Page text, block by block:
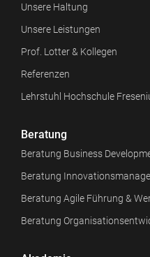
Unsere Haltung
Unsere Leistungen
Prof. Lotter & Kollegen
Referenzen
Lehrstuhl Hochschule
Beratung
Beratung Business
Beratung
Beratung Agile Führung &
Beratung